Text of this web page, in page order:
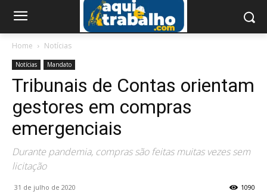
Home Notícias
Notícias Mandato
Tribunais de Contas orientam
gestores em compras
emergenciais
Durante pandemia, compras são feitas muitas vezes sem
licitação
31 de julho de 2020 1090